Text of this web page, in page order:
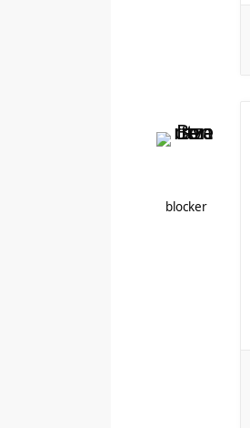
blocker